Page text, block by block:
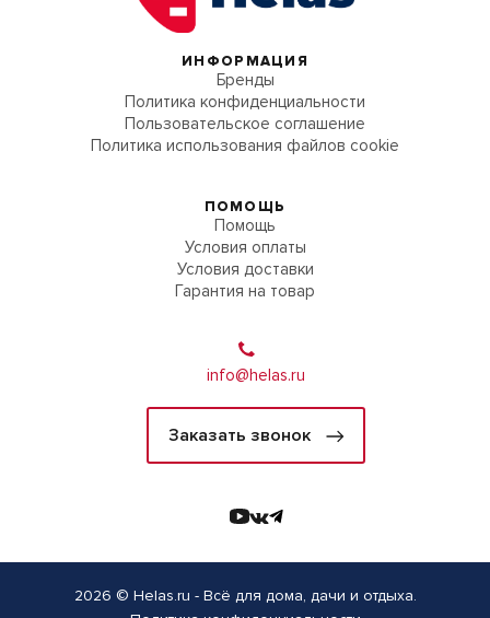
ИНФОРМАЦИЯ
Бренды
Политика конфиденциальности
Пользовательское соглашение
Политика использования файлов cookie
ПОМОЩЬ
Помощь
Условия оплаты
Условия доставки
Гарантия на товар
info@helas.ru
Заказать звонок
2026 © Helas.ru - Всё для дома, дачи и отдыха.